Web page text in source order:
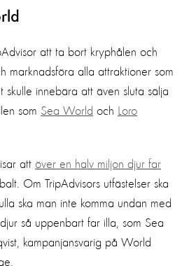
att ta bort kryphålen och
marknadsföra alla attraktioner som
innebära att även sluta sälja
som Sea World och
Loro
att över en halv miljon djur far
Om TripAdvisors utfästelser ska
ska man inte komma undan med
så uppenbart far illa, som Sea
kampanjansvarig på World